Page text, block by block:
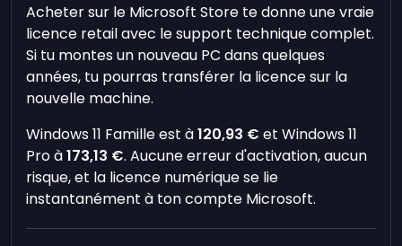
Acheter sur le Microsoft Store te donne une vraie
licence retail avec le support technique complet.
Si tu montes un nouveau PC dans quelques
années, tu pourras transférer la licence sur la
nouvelle machine.
Windows 11 Famille est à120,93 € et Windows 11
Pro à173,13 €. Aucune erreur d'activation, aucun
risque, et la licence numérique se lie
instantanément à ton compte Microsoft.